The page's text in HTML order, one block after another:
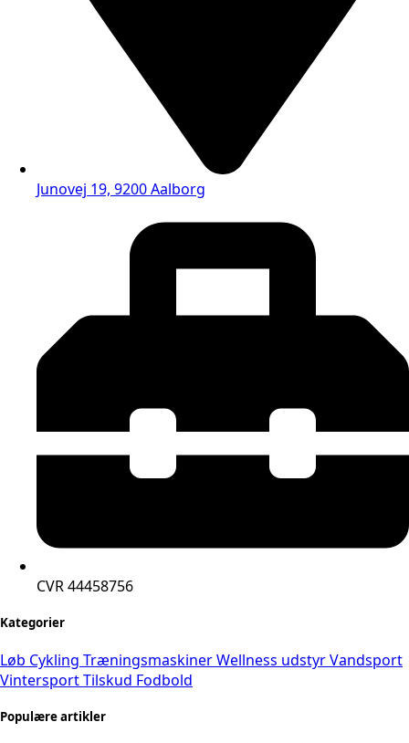
Junovej 19, 9200 Aalborg
CVR 44458756
Kategorier
Løb Cykling TræningsmaskinerWellness udstyrVandsport
VintersportTilskud Fodbold
Populære artikler